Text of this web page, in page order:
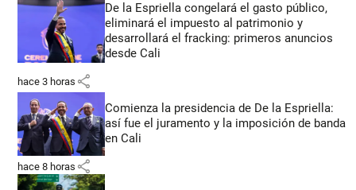
De la Espriella congelará el gasto público,
eliminará el impuesto al patrimonio y
desarrollará el fracking: primeros anuncios
desde Cali
hace 3 horas share
Comienza la presidencia de De la Espriella:
así fue el juramento y la imposición de banda
en Cali
hace 8 horas share